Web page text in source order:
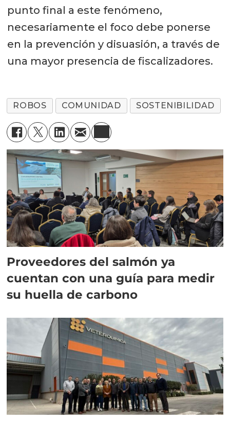
punto final a este fenómeno,
necesariamente el foco debe ponerse
en la prevención y disuasión, a través de
una mayor presencia de fiscalizadores.
ROBOS COMUNIDAD SOSTENIBILIDAD
Proveedores del salmón ya
cuentan con una guía para medir
su huella de carbono